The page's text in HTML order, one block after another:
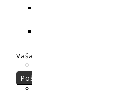
Vaša recenzija: